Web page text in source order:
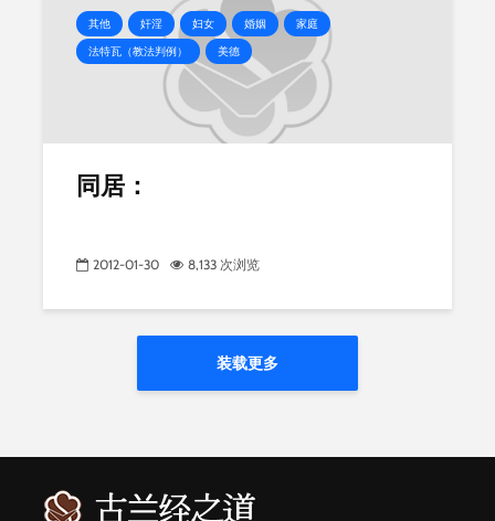
其他 奸淫 妇女 婚姻
家庭
法特瓦（教法判例）
美德
同居：
2012-01-30 8,133 次浏览
装载更多